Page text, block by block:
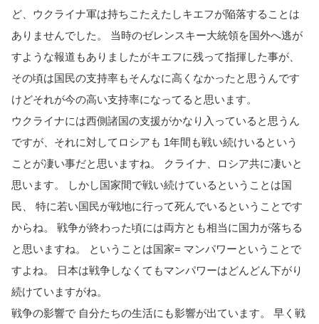
ど、ウクライナ軍は持ちこたえたしキエフが陥落することは
ありませんでした。 当時のゼレンスキー大統領を国外へ逃が
すような報道もありましたがキエフに残って指揮した事が、
その頃は国民の支持率もそんなに高くなかったと思うんです
けどそれが今の高い支持率になってると思います。
ウクライナには西側諸国の支援がかなり入っていると思うん
ですが、それに対してロシアも 1年間も戦い続けいるという
ことが凄い事だと思いますね。 クライナ、ロシア共に凄いと
思います。 しかし国家間で戦い続けているということは国
民、 特に若い国民が戦地に行って死んでいるということです
からね。 戦争が終わった頃には両方とも相当に国力が落ちる
と思いますね。 ということは国家= マンパワーということで
すよね。 日本は戦争しなくてもマンパワーはどんどん下がり
続けていますがね。
戦争の影響で 自分たちの生活にも影響が出ています。 早く戦